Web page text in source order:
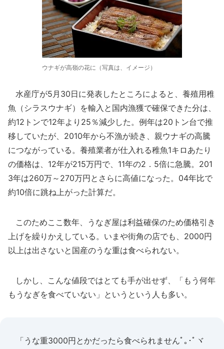
ウナギが高嶺の花に（写真は、イメージ）
水産庁が5月30日に発表したところによると、養殖用稚
魚（シラスウナギ）を輸入と国内漁獲で確保できた分は、
約12トンで12年より25％減少した。例年は20トン台で推
移していたが、2010年から不漁が続き、親ウナギの高騰
につながっている。養殖業者が仕入れる稚魚1キロあたり
の価格は、12年が215万円で、11年の2．5倍に急騰。201
3年は260万～270万円とさらに高値になった。04年比で
約10倍に跳ね上がった計算だ。
このためここ数年、うなぎ屋は利益確保のため価格引き
上げを繰りかえしている。いまや街角の店でも、2000円
以上は出さないと国産のうな重は食べられない。
しかし、こんな値段ではとても手が出せず、「もう何年
もうなぎを食べていない」というという人も多い。
「うな重3000円とかだったら食べられませんﾟ｡･ﾟヾ